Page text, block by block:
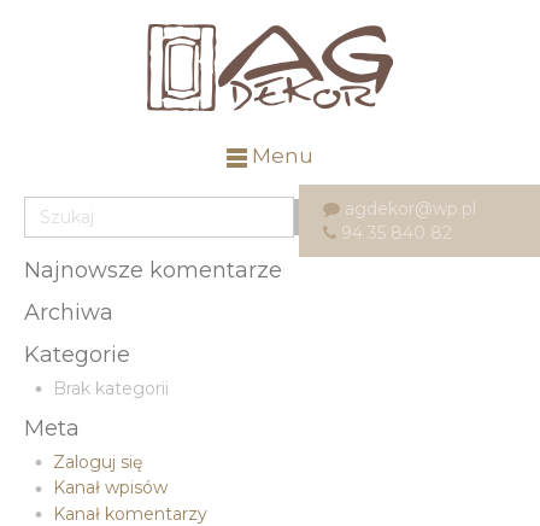
Menu
agdekor@wp.pl
94 35 840 82
Najnowsze komentarze
Archiwa
Kategorie
Brak kategorii
Meta
Zaloguj się
Kanał wpisów
Kanał komentarzy